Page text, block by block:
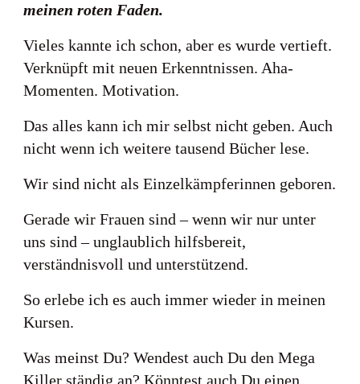
meinen roten Faden.
Vieles kannte ich schon, aber es wurde vertieft.
Verknüpft mit neuen Erkenntnissen. Aha-
Momenten. Motivation.
Das alles kann ich mir selbst nicht geben. Auch
nicht wenn ich weitere tausend Bücher lese.
Wir sind nicht als Einzelkämpferinnen geboren.
Gerade wir Frauen sind – wenn wir nur unter
uns sind – unglaublich hilfsbereit,
verständnisvoll und unterstützend.
So erlebe ich es auch immer wieder in meinen
Kursen.
Was meinst Du? Wendest auch Du den Mega
Killer ständig an? Könntest auch Du einen